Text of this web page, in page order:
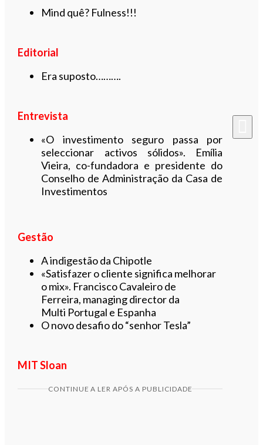
Mind quê? Fulness!!!
Editorial
Era suposto……….
Entrevista
«O investimento seguro passa por
seleccionar activos sólidos». Emília
Vieira, co-fundadora e presidente do
Conselho de Administração da Casa de
Investimentos
Gestão
A indigestão da Chipotle
«Satisfazer o cliente significa melhorar
o mix». Francisco Cavaleiro de
Ferreira, managing director da
Multi Portugal e Espanha
O novo desafio do “senhor Tesla”
MIT Sloan
CONTINUE A LER APÓS A PUBLICIDADE